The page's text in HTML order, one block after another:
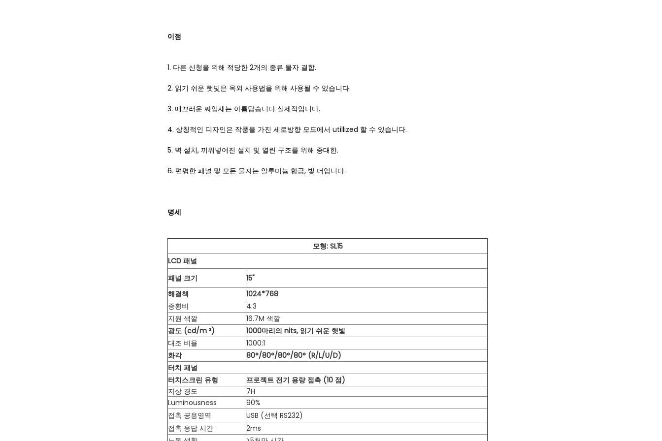
이점
1. 다른 신청을 위해 적당한 2개의 종류 물자 결합.
2. 읽기 쉬운 햇빛은 옥외 사용법을 위해 사용될 수 있습니다.
3. 매끄러운 짜임새는 아름답습니다 실제적입니다.
4. 상칭적인 디자인은 작풍을 가진 세로방향 모드에서 utillized 할 수 있습니다.
5. 벽 설치, 끼워넣어진 설치 및 열린 구조를 위해 중대한.
6. 편평한 패널 및 모든 물자는 알루미늄 합금, 빛 더입니다.
명세
모형: SL15
LCD 패널
패널 크기
15"
해결책
1024*768
종횡비
4:3
지원 색깔
16.7M 색깔
광도 (cd/m ²)
1000마리의 nits, 읽기 쉬운 햇빛
대조 비율
1000:1
화각
80°/80°/80°/80° (R/L/U/D)
터치 패널
터치스크린 유형
프로젝트 전기 용량 접촉 (10 점)
지상 경도
7H
Luminousness
90%
접촉 공용영역
USB (선택 RS232)
접촉 응답 시간
2ms